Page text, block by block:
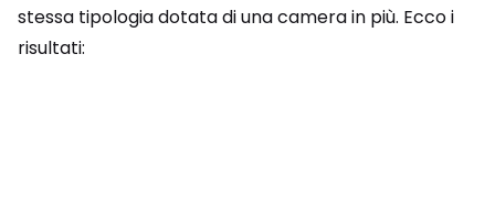
stessa tipologia dotata di una camera in più. Ecco i
risultati: